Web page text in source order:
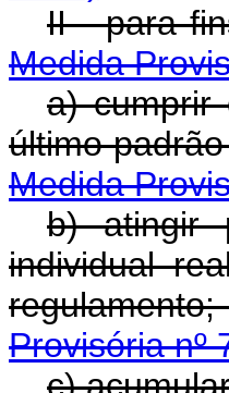
II -
Medida
a) cumprir
último
Medida
b) atingir
individual
Provisória nº
c)